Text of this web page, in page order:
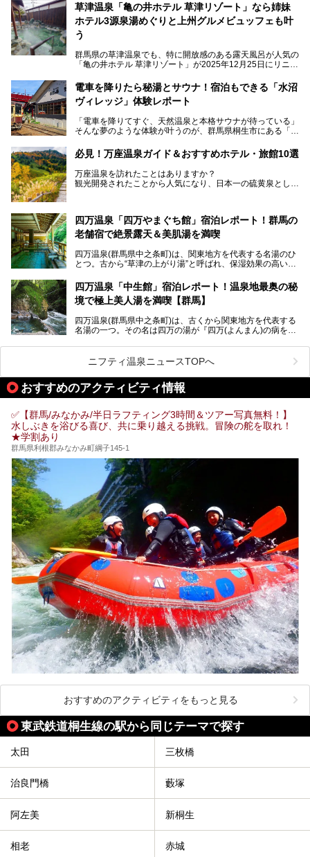
草津温泉「亀の井ホテル 草津リゾート」なら姉妹
ホテル3源泉湯めぐりと上州グルメビュッフェも叶
う
群馬県の草津温泉でも、特に開放感のある露天風呂が人気の
「亀の井ホテル 草津リゾート」が2025年12月25日にリニュ
ロビーや客室が綺麗になって、上州グルメにこだわったビュ
ッフェも人気！アクセスはシャトルバスで楽々、さらに草津
温泉にある姉妹ホテルの「草津温泉 大東舘」「亀の井ホテ
今回はそんな「亀の井ホテル 草津リゾート」を徹底レポー
───
提供元：アイコニア・ホスピタリティ株式会社【PR】
この記事は亀の井ホテル 草津リゾートのPR記事です。
電車を降りたら秘湯とサウナ！宿泊もできる「水沼
ヴィレッジ」体験レポート
「電車を降りてすぐ、天然温泉と本格サウナが待っている」
そんな夢のような体験が叶うのが、群馬県桐生市にある「駅
日帰り温泉の「水沼の湯」と宿泊もできる「サウナの森」、
２つのエリアがあります。
今回は、その中でも特にユニークな駅直結の「水沼の湯」の
魅力に焦点を当て、温泉好き、サウナー、そして電車旅好き
必見！万座温泉ガイド＆おすすめホテル・旅館10選
万座温泉を訪れたことはありますか？
観光開発されたことから人気になり、日本一の硫黄泉として
も多いかもしれません。
そこで筆者である私が実際に行ってみました！万座温泉の楽
しみ方や周辺の観光地を解説します。
また、日帰り入浴できる温泉から混浴可能な温泉まで、おす
すめの入浴施設もご紹介します！
四万温泉「四万やまぐち館」宿泊レポート！群馬の
老舗宿で絶景露天＆美肌湯を満喫
四万温泉(群馬県中之条町)は、関東地方を代表する名湯のひ
とつ。古から“草津の上がり湯”と呼ばれ、保湿効果の高い美
「四万やまぐち館」は、この地を代表する旅館の一つ。日帰
り入浴も可能ですが、やはり宿泊してじっくり楽しむのがベ
肌湯をはじめ、館内の魅力をたっぷりとご紹介します！
四万温泉「中生館」宿泊レポート！温泉地最奥の秘
境で極上美人湯を満喫【群馬】
四万温泉(群馬県中之条町)は、古くから関東地方を代表する
名湯の一つ。その名は四万の湯が『四万(よんまん)の病を癒
観光客で賑わう人気温泉地です。
「中生館」は四万温泉最奥に位置し、秘境感漂う老舗宿。泉
質の良さ(特に美人湯効果)に定評があり、知る人ぞ知る穴場
的存在です。今回は筆者自ら宿泊し、自慢の温泉をはじめ食
事・客室・共有スペースなど、宿の全貌を徹底紹介します。
ニフティ温泉ニュースTOPへ
おすすめのアクティビティ情報
✅【群馬/みなかみ/半日ラフティング3時間＆ツアー写真無料！】
水しぶきを浴びる喜び、共に乗り越える挑戦。冒険の舵を取れ！
★学割あり
群馬県利根郡みなかみ町綱子145-1
おすすめのアクティビティをもっと見る
東武鉄道桐生線の駅から同じテーマで探す
太田 三枚橋
治良門橋 藪塚
阿左美 新桐生
相老 赤城